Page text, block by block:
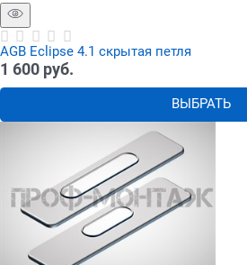
AGB Eclipse 4.1 скрытая петля
1 600 руб.
ВЫБРАТЬ